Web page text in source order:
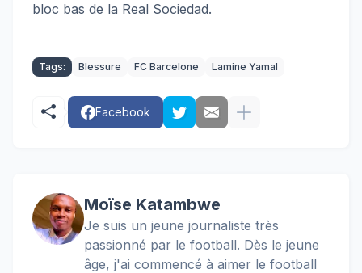
bloc bas de la Real Sociedad.
Tags: Blessure FC Barcelone Lamine Yamal
Facebook
Moïse Katambwe
Je suis un jeune journaliste très
passionné par le football. Dès le jeune
âge, j'ai commencé à aimer le football